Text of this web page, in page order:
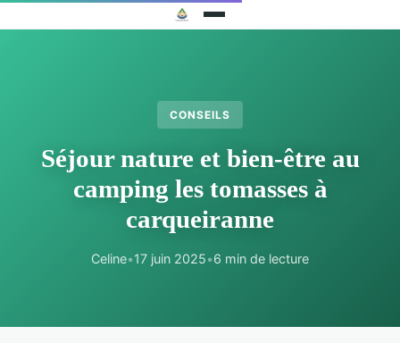
CONSEILS
Séjour nature et bien-être au
camping les tomasses à
carqueiranne
Celine•17 juin 2025•6 min de lecture